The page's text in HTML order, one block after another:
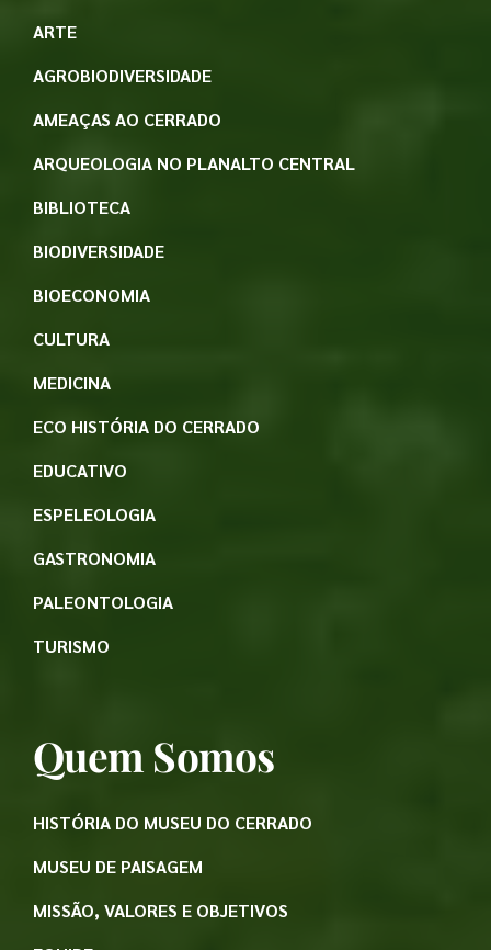
ARTE
AGROBIODIVERSIDADE
AMEAÇAS AO CERRADO
ARQUEOLOGIA NO PLANALTO CENTRAL
BIBLIOTECA
BIODIVERSIDADE
BIOECONOMIA
CULTURA
MEDICINA
ECO HISTÓRIA DO CERRADO
EDUCATIVO
ESPELEOLOGIA
GASTRONOMIA
PALEONTOLOGIA
TURISMO
Quem Somos
HISTÓRIA DO MUSEU DO CERRADO
MUSEU DE PAISAGEM
MISSÃO, VALORES E OBJETIVOS